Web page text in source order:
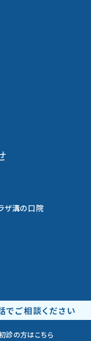
ザ溝の口院
ご相談ください
診の方はこちら